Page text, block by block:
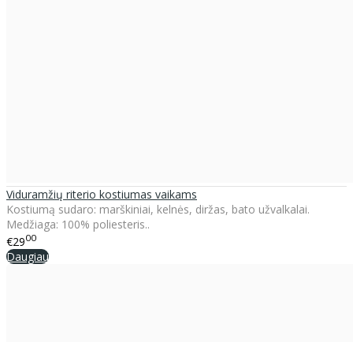
Viduramžių riterio kostiumas vaikams
Kostiumą sudaro: marškiniai, kelnės, diržas, bato užvalkalai.
Medžiaga: 100% poliesteris..
€2900
Daugiau